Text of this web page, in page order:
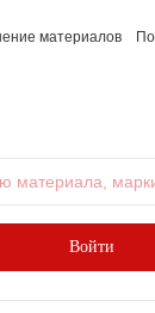
материалов
материала, марки,
Войти